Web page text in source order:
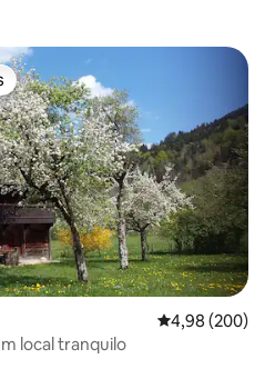
dos hóspedes
4,98 de uma
4,98 (200)
local tranquilo